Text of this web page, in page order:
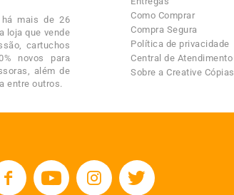
há mais de 26
loja que vende
cartuchos
novos para
além de
entre outros.
Como Comprar
Compra Segura
Política de privacidade
Central de Atendimento
Sobre a Creative Cópias